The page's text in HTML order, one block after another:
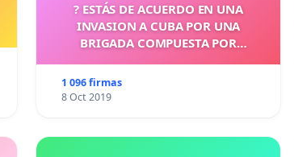
? ESTÁS DE ACUERDO EN UNA
INVASION A CUBA POR UNA
BRIGADA COMPUESTA POR
1 096 firmas
8 Oct 2019